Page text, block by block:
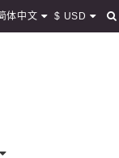
体中文 $ USD